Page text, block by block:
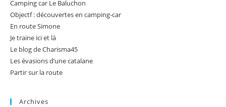
Camping car Le Baluchon
Objectf : découvertes en camping-car
En route Simone
Je traine ici et là
Le blog de Charisma45
Les évasions d’une catalane
Partir sur la route
Archives